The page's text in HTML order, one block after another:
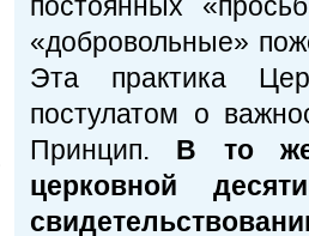
«добровольные»
Эта практика
постулатом о
Принцип. В то же
церковной